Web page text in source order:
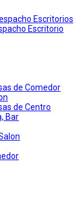
Escritorios
Escritorio
de Comedor
de Centro
Bar